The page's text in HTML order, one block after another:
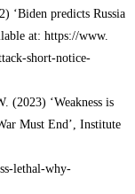
‘Biden predicts Russia
at: https://www.
short-notice-
(2023) ‘Weakness is
Must End’, Institute
lethal-why-